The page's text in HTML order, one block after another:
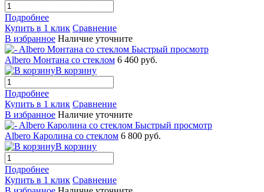
Подробнее
Купить в 1 клик Сравнение
В избранное Наличие уточните
Быстрый просмотр
Albero Монтана со стеклом 6 460 руб.
В корзину
Подробнее
Купить в 1 клик Сравнение
В избранное Наличие уточните
Быстрый просмотр
Albero Каролина со стеклом 6 800 руб.
В корзину
Подробнее
Купить в 1 клик Сравнение